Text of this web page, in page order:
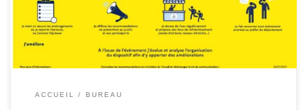
diffusons à nouveau les supports actuellement en vigueur […]
ACCUEIL BUREAU